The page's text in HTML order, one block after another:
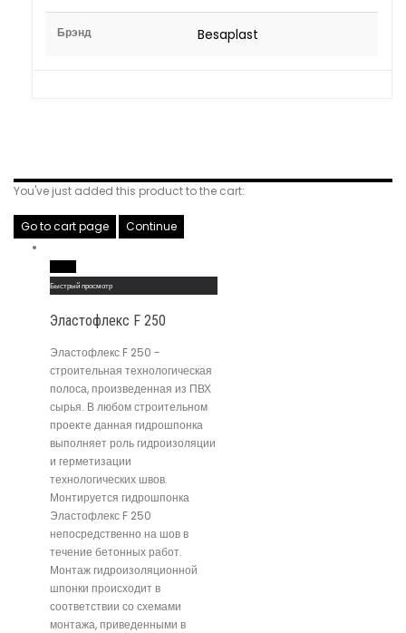
Брэнд Besaplast
You've just added this product to the cart:
Go to cart page Continue
Быстрый просмотр
Эластофлекс F 250
Эластофлекс F 250 -
строительная технологическая
полоса, произведенная из ПВХ
сырья. В любом строительном
проекте данная гидрошпонка
выполняет роль гидроизоляции
и герметизации
технологических швов.
Монтируется гидрошпонка
Эластофлекс F 250
непосредственно на шов в
течение бетонных работ.
Монтаж гидроизоляционной
шпонки происходит в
соответствии со схемами
монтажа, приведенными в